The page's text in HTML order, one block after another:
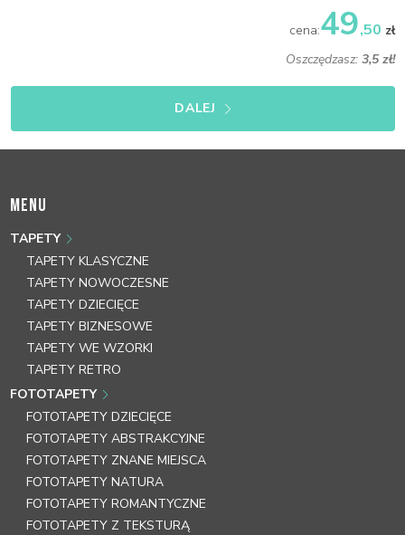
cena:49,50 zł
Oszczędzasz: 3,5 zł!
DALEJ
MENU
TAPETY
TAPETY KLASYCZNE
TAPETY NOWOCZESNE
TAPETY DZIECIĘCE
TAPETY BIZNESOWE
TAPETY WE WZORKI
TAPETY RETRO
FOTOTAPETY
FOTOTAPETY DZIECIĘCE
FOTOTAPETY ABSTRAKCYJNE
FOTOTAPETY ZNANE MIEJSCA
FOTOTAPETY NATURA
FOTOTAPETY ROMANTYCZNE
FOTOTAPETY Z TEKSTURĄ